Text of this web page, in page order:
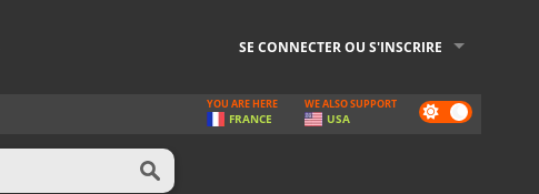
SE CONNECTER OU S'INSCRIRE
Dark
mode
YOU ARE HERE
FRANCE
WE ALSO SUPPORT
USA